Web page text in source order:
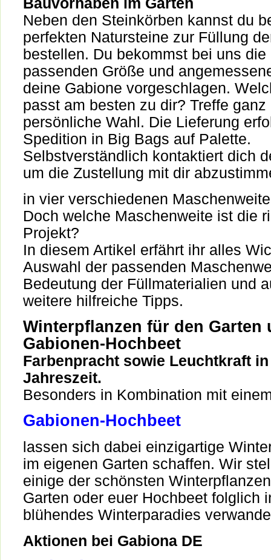
Neben den Steinkörben kannst du
perfekten Natursteine zur Füllung
bestellen. Du bekommst bei uns
passenden Größe und
deine Gabione vorgeschlagen.
passt am besten zu dir? Treffe
persönliche Wahl. Die Lieferung
Spedition in Big Bags auf Palette.
Selbstverständlich kontaktiert dich
um die Zustellung mit dir
in vier verschiedenen
Doch welche Maschenweite ist die
Projekt?
In diesem Artikel erfährt ihr alles
Auswahl der passenden
Bedeutung der Füllmaterialien und
weitere hilfreiche Tipps.
Winterpflanzen für den Garten
Gabionen-Hochbeet
Farbenpracht sowie Leuchtkraft
Jahreszeit.
Besonders in Kombination mit
Gabionen-Hochbeet
lassen sich dabei einzigartige
im eigenen Garten schaffen. Wir
einige der schönsten
Garten oder euer Hochbeet folglich
blühendes Winterparadies
Aktionen bei Gabiona DE